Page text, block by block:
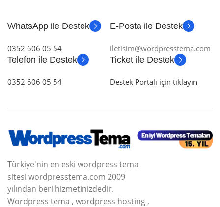
WhatsApp ile Destek
0352 606 05 54
E-Posta ile Destek
iletisim@wordpresstema.com
Telefon ile Destek
0352 606 05 54
Ticket ile Destek
Destek Portalı için tıklayın
Türkiye'nin en eski wordpress tema
sitesi wordpresstema.com 2009
yılından beri hizmetinizdedir.
Wordpress tema , wordpress hosting ,